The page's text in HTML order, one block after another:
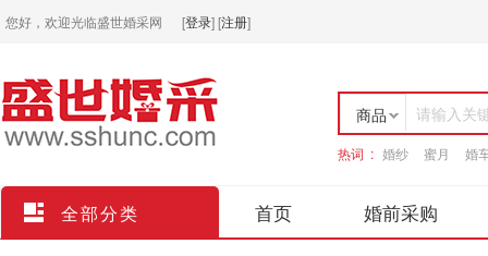
您好，欢迎光临盛世婚采网 [登录][注册]
商品
店铺
请输入关
热词 : 婚纱 蜜月 婚
全部分类 首页 婚前采购